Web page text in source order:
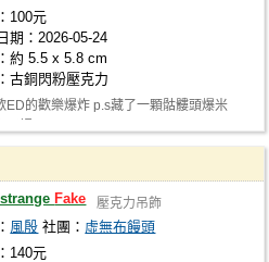
100元
期：2026-05-24
約 5.5 x 5.8 cm
古銅閃粉壓克力
ED的歡樂爆炸 p.s藏了一顆骷髏頭爆米
Fake 壓克力吊飾
風殷 社團： 虛無布饅頭
140元